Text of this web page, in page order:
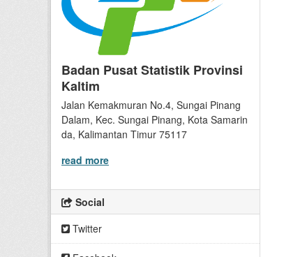
Badan Pusat Statistik Provinsi
Kaltim
Jalan Kemakmuran No.4, Sungai Pinang
Dalam, Kec. Sungai Pinang, Kota Samarin
da, Kalimantan Timur 75117
read more
Social
Twitter